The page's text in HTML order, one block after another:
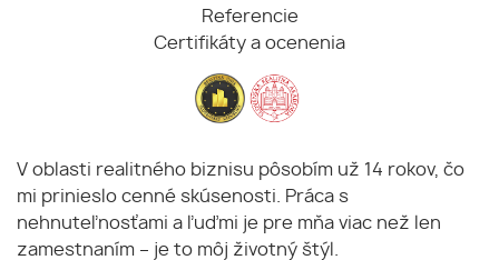
Referencie
Certifikáty a ocenenia
V oblasti realitného biznisu pôsobím už 14 rokov, čo
mi prinieslo cenné skúsenosti. Práca s
nehnuteľnosťami a ľuďmi je pre mňa viac než len
zamestnaním – je to môj životný štýl.